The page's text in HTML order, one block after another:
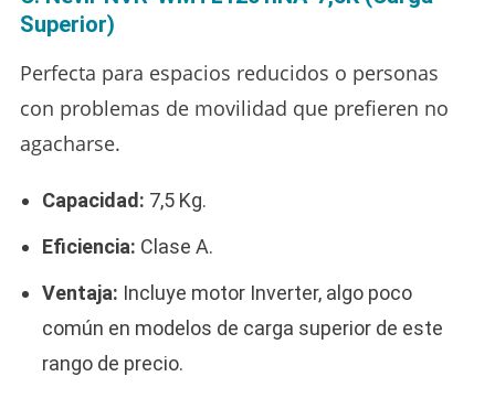
Superior)
Perfecta para espacios reducidos o personas
con problemas de movilidad que prefieren no
agacharse.
Capacidad: 7,5 Kg.
Eficiencia: Clase A.
Ventaja: Incluye motor Inverter, algo poco
común en modelos de carga superior de este
rango de precio.